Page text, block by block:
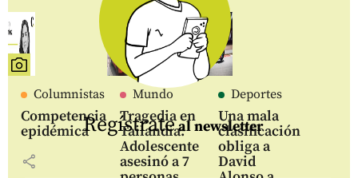
Columnistas
Competencia
epidémica
share
Mundo
Tragedia en
Tailandia:
Adolescente
asesinó a 7
Deportes
Una mala
clasificación
obliga a
David
Regístrateal newsletter